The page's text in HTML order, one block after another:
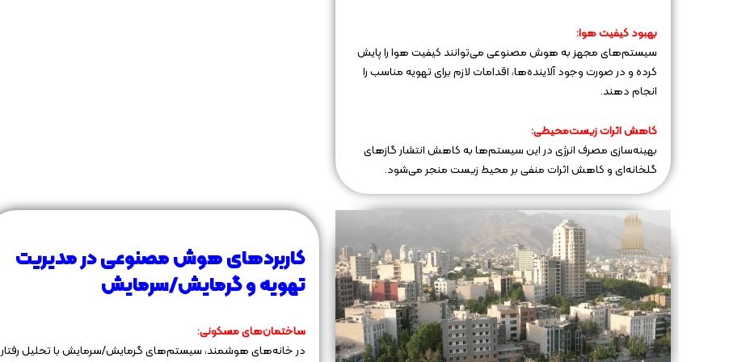
بهبود کیفیت هوا:
سیستم‌های مجهز به هوش مصنوعی می‌توانند کیفیت هوا را پایش
کرده و در صورت وجود آلاینده‌ها، اقدامات لازم برای تهویه مناسب را
انجام دهند.
کاهش اثرات زیست‌محیطی:
بهینه‌سازی مصرف انرژی در این سیستم‌ها به کاهش انتشار گازهای
گلخانه‌ای و کاهش اثرات منفی بر محیط زیست منجر می‌شود.
کاربردهای هوش مصنوعی در مدیریت
تهویه و گرمایش/سرمایش
ساختمان‌های مسکونی:
در خانه‌های هوشمند، سیستم‌های گرمایش/سرمایش با تحلیل رفتار